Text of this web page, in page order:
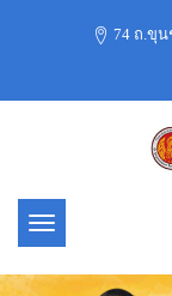
74 ถ.ขุน
Toggle navigation